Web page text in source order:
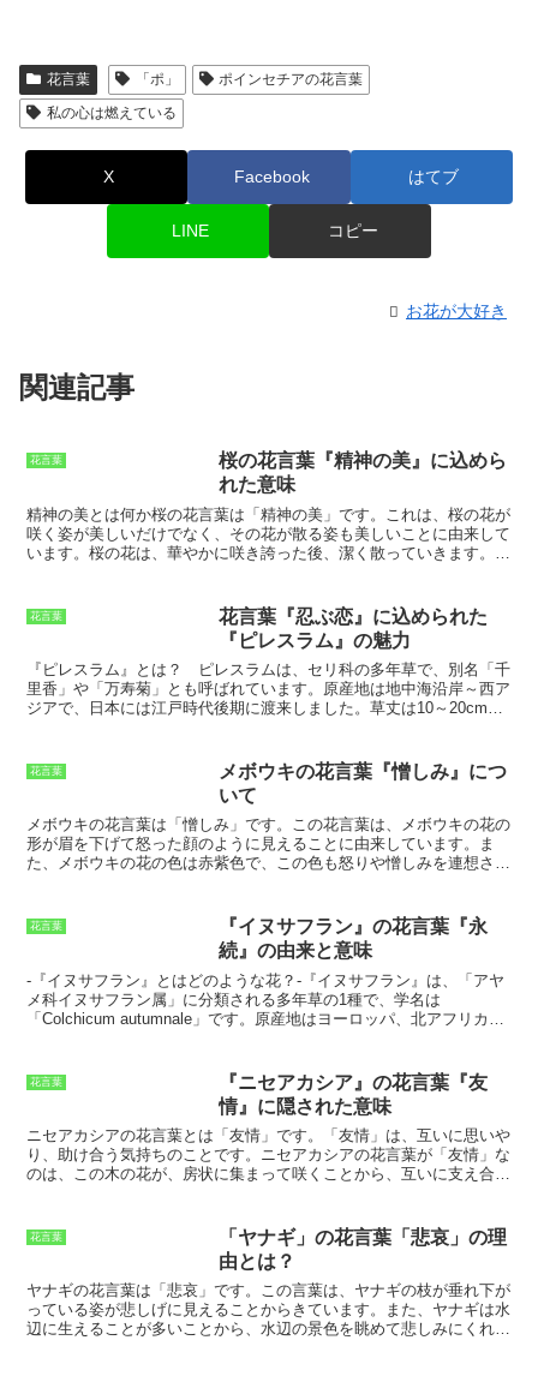
花言葉 「ポ」
ポインセチアの花言葉
私の心は燃えている
X Facebook はてブ
LINE コピー
お花が大好き
関連記事
花言葉
桜の花言葉『精神の美』に込めら
れた意味
精神の美とは何か桜の花言葉は「精神の美」です。これは、桜の花が
咲く姿が美しいだけでなく、その花が散る姿も美しいことに由来して
います。桜の花は、華やかに咲き誇った後、潔く散っていきます。こ
死を恐れずに生きる強さのことです。それは、また、他人を思いや
り、親切にする優しさのことでもあります。精神の美を持つ人は、た
とえ困難な状況に置かれても、決して希望を捨てず、前向きに生きる
強さを持っています。精神の美は、私たちが幸せに生きるために必要
なものです。精神の美を持つ人は、たとえ貧乏であっても、不幸であ
っても、決して諦めず、前向きに生きる強さを持っています。また、
花言葉
花言葉『忍ぶ恋』に込められた
『ピレスラム』の魅力
『ピレスラム』とは？
ピレスラムは、セリ科の多年草で、別名「千
里香」や「万寿菊」とも呼ばれています。原産地は地中海沿岸～西ア
ジアで、日本には江戸時代後期に渡来しました。草丈は10～20cm程
り花や鉢植えとして楽しまれています。 ピレスラムの花言葉は「忍
ぶ恋」です。これは、ピレスラムの花が小さく地味で、ひっそりと咲
くことから由来していると言われています。また、ピレスラムは別名
「千里香」と呼ばれていますが、これは花がそれほど目立たないにも
かかわらず、遠くまで香りを放つことから名付けられました。このこ
とから、ひっそりと想い続ける恋を「千里香/ピレスラムのごとく」
花言葉
メボウキの花言葉『憎しみ』につ
いて
メボウキの花言葉は「憎しみ」です。この花言葉は、メボウキの花の
形が眉を下げて怒った顔のように見えることに由来しています。
ま
た、メボウキの花の色は赤紫色で、この色も怒りや憎しみを連想させ
として栽培されています。メボウキの花は、5月から7月にかけて咲
きます。花の形は唇形で、花びらは5枚に分かれています。花の色は
赤紫色で、中央には黄色い斑点があります。メボウキの花は、独特の
強い香りがします。メボウキの花言葉「憎しみ」は、この花の見た目
や香りに由来しています。しかし、メボウキは単に「憎しみ」の花言
葉を持つ花ではありません。メボウキの花には、他にも「愛国心」
います。メボウキの花言葉は、「憎しみ」だけではありません。この
花には、他にも「愛国心」「忠誠心」「勇気」などの花言葉がありま
花言葉
『イヌサフラン』の花言葉『永
続』の由来と意味
- 『イヌサフラン』とはどのような花？-『イヌサフラン』は、「アヤ
メ科イヌサフラン属」に分類される多年草の1種で、学名は
「Colchicum autumnale」です。原産地はヨーロッパ、北アフリカ、
紫、白、ピンク、黄などがあります。花の形は、漏斗状で、花びらの
枚数は6枚です。花の中心部には、鮮やかな黄色の雄しべがあり、そ
の周りを白い花びらが取り囲んでいます。『イヌサフラン』の根茎に
は、毒性のあるアルカロイドが含まれており、誤食すると、下痢、嘔
吐、腹痛などの症状を引き起こすことがあります。そのため、『イヌ
サフラン』は、民間薬として利用されることはなく、観賞用として栽
花言葉
『ニセアカシア』の花言葉『友
情』に隠された意味
ニセアカシアの花言葉とは 「友情」です。「友情」は、互いに思いや
り、助け合う気持ちのことです。 ニセアカシアの花言葉が「友情」な
のは、この木の花が、房状に集まって咲くことから、互いに支え合
ら、ニセアカシアは、たとえ困難な状況にあっても、友情を貫くこと
ができることを象徴しています。
花言葉
「ヤナギ」の花言葉「悲哀」の理
由とは？
ヤナギの花言葉は「悲哀」です。 この言葉は、ヤナギの枝が垂れ下が
っている姿が悲しげに見えることからきています。また、ヤナギは水
辺に生えることが多いことから、水辺の景色を眺めて悲しみにくれる